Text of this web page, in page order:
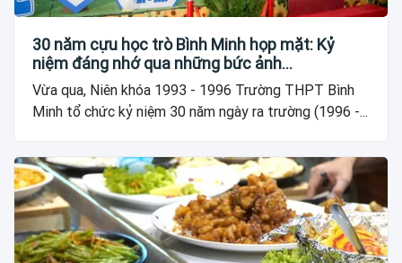
30 năm cựu học trò Bình Minh họp mặt: Kỷ
niệm đáng nhớ qua những bức ảnh…
Vừa qua, Niên khóa 1993 - 1996 Trường THPT Bình
Minh tổ chức kỷ niệm 30 năm ngày ra trường (1996 -...